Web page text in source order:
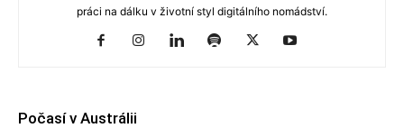
práci na dálku v životní styl digitálního nomádství.
Počasí v Austrálii